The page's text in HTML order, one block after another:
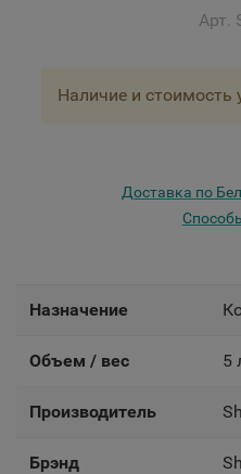
Арт.
Наличие и стоимость
Доставка по
Назначение
Объем / вес 5
Производитель
Брэнд